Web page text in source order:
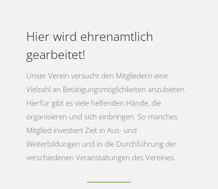
Hier wird ehrenamtlich
gearbeitet!
Unser Verein versucht den Mitgliedern eine
Vielzahl an Betätigungsmöglichkeiten anzubieten.
Hierfür gibt es viele helfenden Hände, die
organisieren und sich einbringen. So manches
Mitglied investiert Zeit in Aus- und
Weiterbildungen und in die Durchführung der
verschiedenen Veranstaltungen des Vereines.